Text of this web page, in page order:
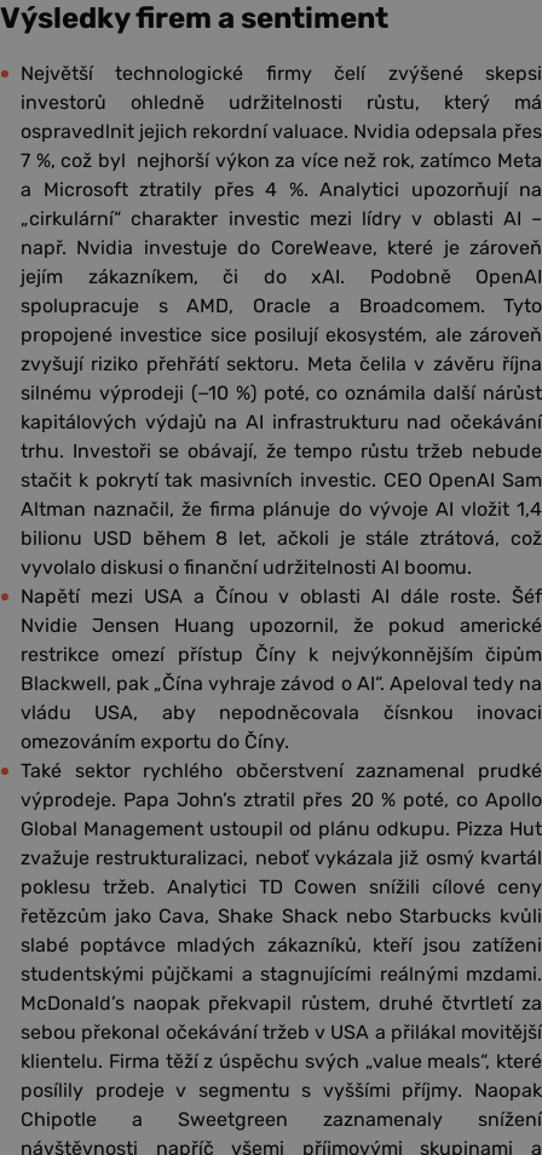
Výsledky firem a sentiment
Největší technologické firmy čelí zvýšené skepsi
investorů ohledně udržitelnosti růstu, který má
ospravedlnit jejich rekordní valuace. Nvidia odepsala přes
7 %, což byl nejhorší výkon za více než rok, zatímco Meta
a Microsoft ztratily přes 4 %. Analytici upozorňují na
„cirkulární“ charakter investic mezi lídry v oblasti AI –
např. Nvidia investuje do CoreWeave, které je zároveň
jejím zákazníkem, či do xAI. Podobně OpenAI
spolupracuje s AMD, Oracle a Broadcomem. Tyto
propojené investice sice posilují ekosystém, ale zároveň
zvyšují riziko přehřátí sektoru. Meta čelila v závěru října
silnému výprodeji (−10 %) poté, co oznámila další nárůst
kapitálových výdajů na AI infrastrukturu nad očekávání
trhu. Investoři se obávají, že tempo růstu tržeb nebude
stačit k pokrytí tak masivních investic. CEO OpenAI Sam
Altman naznačil, že firma plánuje do vývoje AI vložit 1,4
bilionu USD během 8 let, ačkoli je stále ztrátová, což
vyvolalo diskusi o finanční udržitelnosti AI boomu.
Napětí mezi USA a Čínou v oblasti AI dále roste. Šéf
Nvidie Jensen Huang upozornil, že pokud americké
restrikce omezí přístup Číny k nejvýkonnějším čipům
Blackwell, pak „Čína vyhraje závod o AI“. Apeloval tedy na
vládu USA, aby nepodněcovala čísnkou inovaci
omezováním exportu do Číny.
Také sektor rychlého občerstvení zaznamenal prudké
výprodeje. Papa John’s ztratil přes 20 % poté, co Apollo
Global Management ustoupil od plánu odkupu. Pizza Hut
zvažuje restrukturalizaci, neboť vykázala již osmý kvartál
poklesu tržeb. Analytici TD Cowen snížili cílové ceny
řetězcům jako Cava, Shake Shack nebo Starbucks kvůli
slabé poptávce mladých zákazníků, kteří jsou zatíženi
studentskými půjčkami a stagnujícími reálnými mzdami.
McDonald’s naopak překvapil růstem, druhé čtvrtletí za
sebou překonal očekávání tržeb v USA a přilákal movitější
klientelu. Firma těží z úspěchu svých „value meals“, které
posílily prodeje v segmentu s vyššími příjmy. Naopak
Chipotle a Sweetgreen zaznamenaly snížení
návštěvnosti napříč všemi příjmovými skupinami a